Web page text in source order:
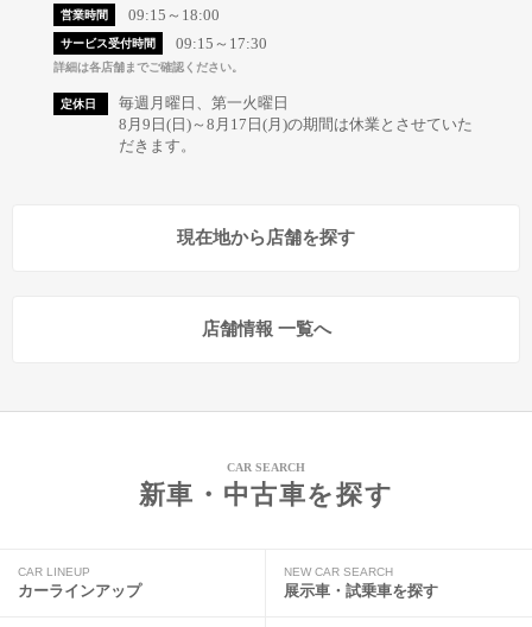
営業時間 09:15～18:00
サービス受付時間 09:15～17:30
詳細は各店舗までご確認ください。
定休日
毎週月曜日、第一火曜日
8月9日(日)～8月17日(月)の期間は休業とさせていた
だきます。
現在地から店舗を探す
店舗情報 一覧へ
CAR SEARCH
新車・中古車を探す
CAR LINEUP
カーラインアップ
NEW CAR SEARCH
展示車・試乗車を探す